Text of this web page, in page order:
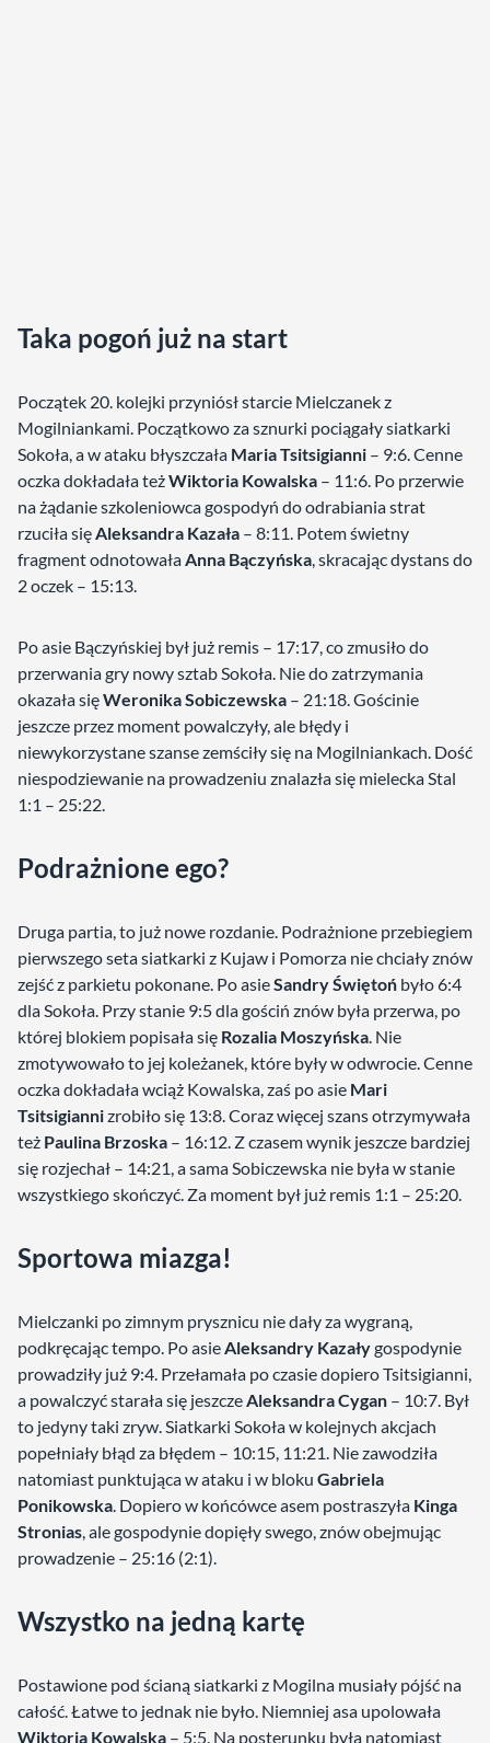
Taka pogoń już na start
Początek 20. kolejki przyniósł starcie Mielczanek z
Mogilniankami. Początkowo za sznurki pociągały siatkarki
Sokoła, a w ataku błyszczała Maria Tsitsigianni – 9:6. Cenne
oczka dokładała teżWiktoria Kowalska – 11:6. Po przerwie
na żądanie szkoleniowca gospodyń do odrabiania strat
rzuciła sięAleksandra Kazała – 8:11. Potem świetny
fragment odnotowałaAnna Bączyńska, skracając dystans do
2 oczek – 15:13.
Po asie Bączyńskiej był już remis – 17:17, co zmusiło do
przerwania gry nowy sztab Sokoła. Nie do zatrzymania
okazała sięWeronika Sobiczewska – 21:18. Gościnie
jeszcze przez moment powalczyły, ale błędy i
niewykorzystane szanse zemściły się na Mogilniankach. Dość
niespodziewanie na prowadzeniu znalazła się mielecka Stal
1:1 – 25:22.
Podrażnione ego?
Druga partia, to już nowe rozdanie. Podrażnione przebiegiem
pierwszego seta siatkarki z Kujaw i Pomorza nie chciały znów
zejść z parkietu pokonane. Po asieSandry Świętoń było 6:4
dla Sokoła. Przy stanie 9:5 dla gościń znów była przerwa, po
której blokiem popisała się Rozalia Moszyńska. Nie
zmotywowało to jej koleżanek, które były w odwrocie. Cenne
oczka dokładała wciąż Kowalska, zaś po asie Mari
Tsitsigiannizrobiło się 13:8. Coraz więcej szans otrzymywała
też Paulina Brzoska – 16:12. Z czasem wynik jeszcze bardziej
się rozjechał – 14:21, a sama Sobiczewska nie była w stanie
wszystkiego skończyć. Za moment był już remis 1:1 – 25:20.
Sportowa miazga!
Mielczanki po zimnym prysznicu nie dały za wygraną,
podkręcając tempo. Po asieAleksandry Kazałygospodynie
prowadziły już 9:4. Przełamała po czasie dopiero Tsitsigianni,
a powalczyć starała się jeszczeAleksandra Cygan – 10:7. Był
to jedyny taki zryw. Siatkarki Sokoła w kolejnych akcjach
popełniały błąd za błędem – 10:15, 11:21. Nie zawodziła
natomiast punktująca w ataku i w bloku Gabriela
Ponikowska. Dopiero w końcówce asem postraszyła Kinga
Stronias, ale gospodynie dopięły swego, znów obejmując
prowadzenie – 25:16 (2:1).
Wszystko na jedną kartę
Postawione pod ścianą siatkarki z Mogilna musiały pójść na
całość. Łatwe to jednak nie było. Niemniej asa upolowała
Wiktoria Kowalska – 5:5. Na posterunku była natomiast